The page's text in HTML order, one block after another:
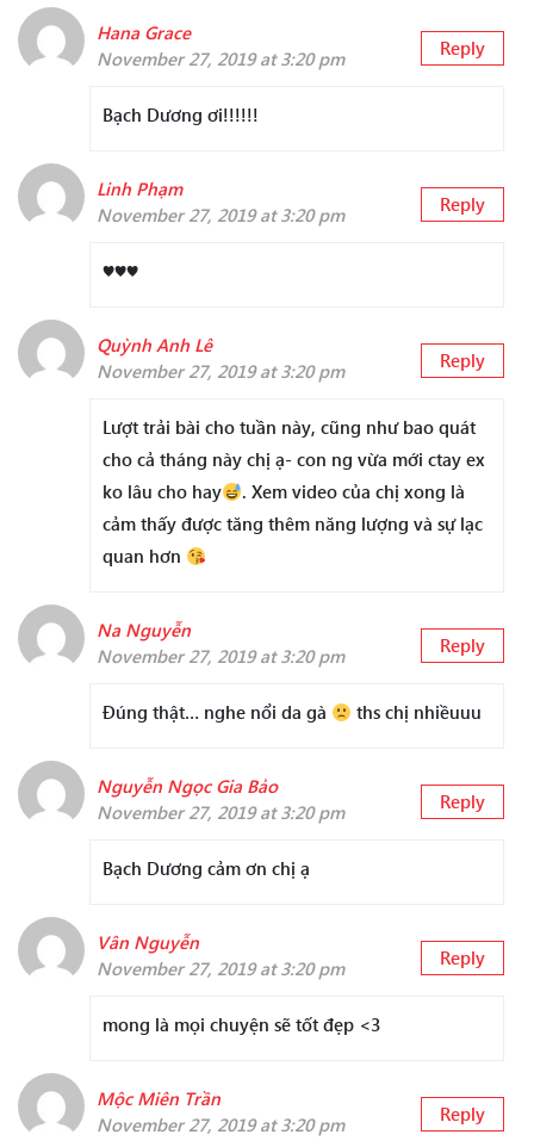
Hana Grace
November 27, 2019 at 3:20 pm
Reply
Bạch Dương ơi!!!!!!
Linh Phạm
November 27, 2019 at 3:20 pm
Reply
♥️♥️♥️
Quỳnh Anh Lê
November 27, 2019 at 3:20 pm
Reply
Lượt trải bài cho tuần này, cũng như bao quát
cho cả tháng này chị ạ- con ng vừa mới ctay ex
ko lâu cho hay
. Xem video của chị xong là
cảm thấy được tăng thêm năng lượng và sự lạc
quan hơn
Na Nguyễn
November 27, 2019 at 3:20 pm
Reply
Đúng thật… nghe nổi da gà ths chị nhiềuuu
Nguyễn Ngọc Gia Bảo
November 27, 2019 at 3:20 pm
Reply
Bạch Dương cảm ơn chị ạ
Vân Nguyễn
November 27, 2019 at 3:20 pm
Reply
mong là mọi chuyện sẽ tốt đẹp <3
Mộc Miên Trần
November 27, 2019 at 3:20 pm
Reply